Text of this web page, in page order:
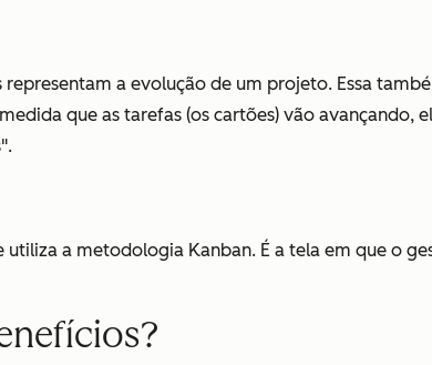
a evolução de um projeto. Essa
que as tarefas (os cartões) vão
utiliza a metodologia Kanban. É a tela em que o